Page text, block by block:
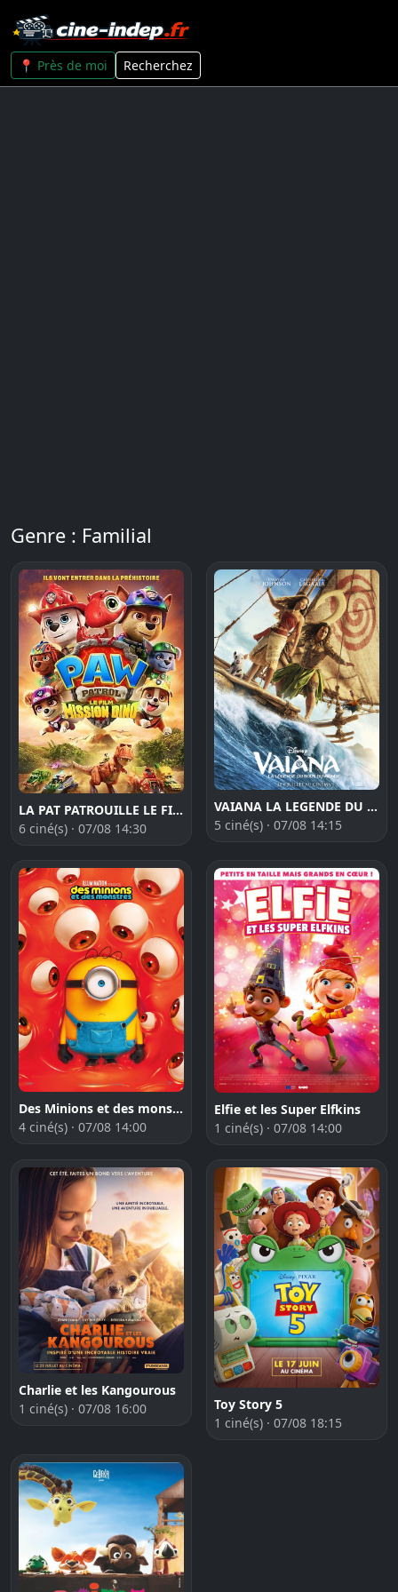
📍 Près de moi Recherchez
Genre : Familial
LA PAT PATROUILLE LE FILM MISSION DINO
6 ciné(s) · 07/08 14:30
VAIANA LA LEGENDE DU BOUT DU MONDE
5 ciné(s) · 07/08 14:15
Des Minions et des monstres
4 ciné(s) · 07/08 14:00
Elfie et les Super Elfkins
1 ciné(s) · 07/08 14:00
Charlie et les Kangourous
1 ciné(s) · 07/08 16:00
Toy Story 5
1 ciné(s) · 07/08 18:15